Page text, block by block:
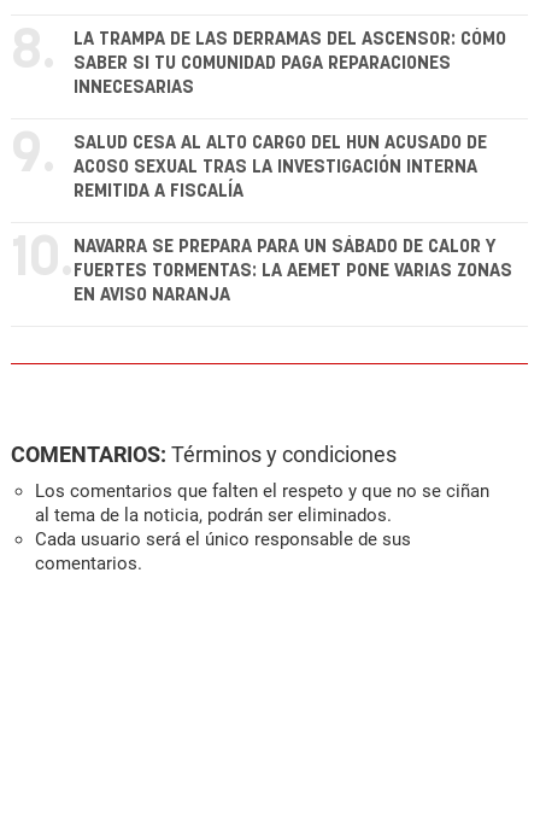
8.
LA TRAMPA DE LAS DERRAMAS DEL ASCENSOR: CÓMO
SABER SI TU COMUNIDAD PAGA REPARACIONES
INNECESARIAS
9.
SALUD CESA AL ALTO CARGO DEL HUN ACUSADO DE
ACOSO SEXUAL TRAS LA INVESTIGACIÓN INTERNA
REMITIDA A FISCALÍA
10. NAVARRA SE PREPARA PARA UN SÁBADO DE CALOR Y
FUERTES TORMENTAS: LA AEMET PONE VARIAS ZONAS
EN AVISO NARANJA
COMENTARIOS: Términos y condiciones
Los comentarios que falten el respeto y que no se ciñan
al tema de la noticia, podrán ser eliminados.
Cada usuario será el único responsable de sus
comentarios.